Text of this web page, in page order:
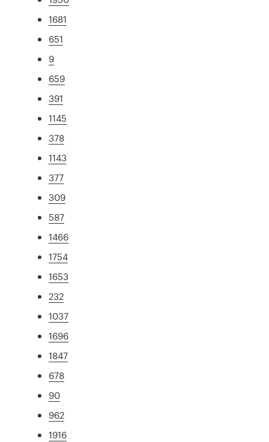
1681
651
9
659
391
1145
378
1143
377
309
587
1466
1754
1653
232
1037
1696
1847
678
90
962
1916